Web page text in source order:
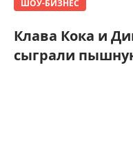
ШОУ-БИЗНЕС
Клава Кока и
сыграли